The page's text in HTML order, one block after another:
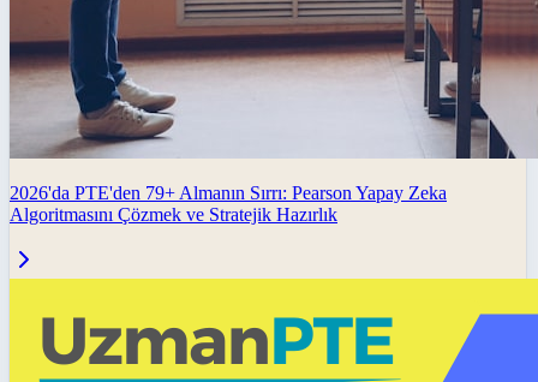
2026'da PTE'den 79+ Almanın Sırrı: Pearson Yapay Zeka
Algoritmasını Çözmek ve Stratejik Hazırlık